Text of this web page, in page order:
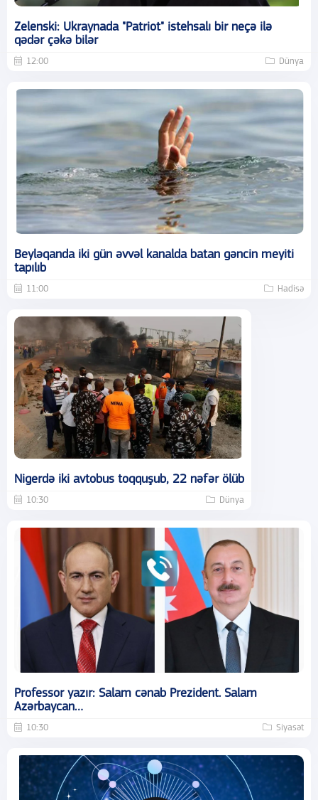
Zelenski: Ukraynada "Patriot" istehsalı bir neçə ilə
qədər çəkə bilər
12:00 Dünya
Beyləqanda iki gün əvvəl kanalda batan gəncin meyiti
tapılıb
11:00 Hadisə
Nigerdə iki avtobus toqquşub, 22 nəfər ölüb
10:30 Dünya
Professor yazır: Salam cənab Prezident. Salam
Azərbaycan…
10:30 Siyasət